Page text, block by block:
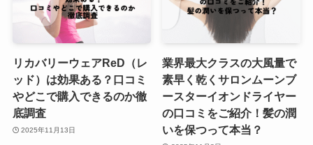
リカバリーウェアReD（レ
ッド）は効果ある？口コミ
やどこで購入できるのか徹
底調査
2025年11月13日
業界最大クラスの大風量で
素早く乾くサロンムーンブ
ースターイオンドライヤー
の口コミをご紹介！髪の潤
いを保つって本当？